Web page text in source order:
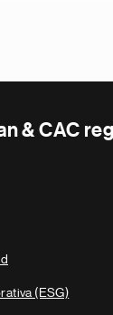
& CAC
(ESG)